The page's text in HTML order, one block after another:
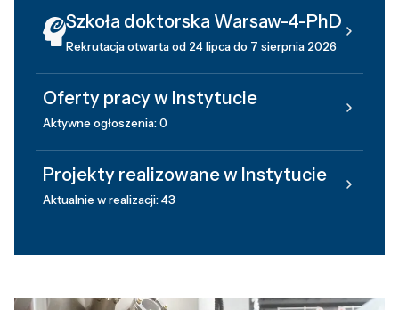
Szkoła doktorska Warsaw-4-PhD
Rekrutacja otwarta od 24 lipca do 7 sierpnia 2026
Oferty pracy w Instytucie
Aktywne ogłoszenia: 0
Projekty realizowane w Instytucie
Aktualnie w realizacji: 43